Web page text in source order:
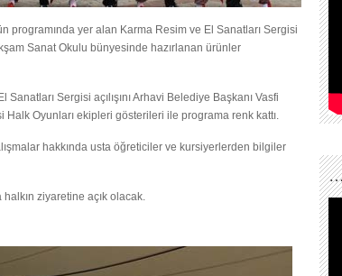
programında yer alan Karma Resim ve El Sanatları Sergisi
Sanat Okulu bünyesinde hazırlanan ürünler
Sergisi açılışını Arhavi Belediye Başkanı Vasfi
Halk Oyunları ekipleri gösterileri ile programa renk kattı.
hakkında usta öğreticiler ve kursiyerlerden bilgiler
ziyaretine açık olacak.